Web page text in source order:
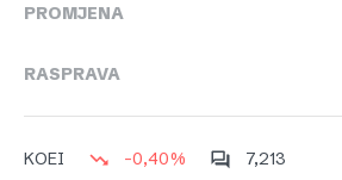
PROMJENA
RASPRAVA
KOEI -0,40% 7,213